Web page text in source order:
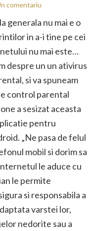
comentariu
generala nu mai e o
in a-i tine pe cei
nu mai este…
despre un un ativirus
si va spuneam
control parental
a sesizat aceasta
pentru
„Ne pasa de felul
mobil si dorim sa
le aduce cu
le permite
si responsabila a
varstei lor,
nedorite sau a